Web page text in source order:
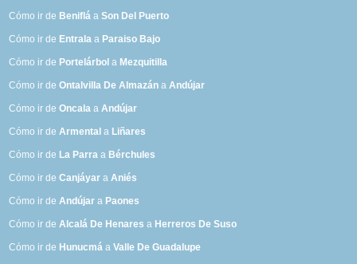
Cómo ir de Beniflá aSon Del Puerto
Cómo ir de Entrala a Paraiso Bajo
Cómo ir de Portelárbol a Mezquitilla
Cómo ir deOntalvilla De Almazán aAndújar
Cómo ir deOncala aAndújar
Cómo ir deArmental a Liñares
Cómo ir de La Parra a Bérchules
Cómo ir deCanjáyar aAniés
Cómo ir deAndújar a Paones
Cómo ir deAlcalá De Henares a Herreros De Suso
Cómo ir de Hunucmá aValle De Guadalupe